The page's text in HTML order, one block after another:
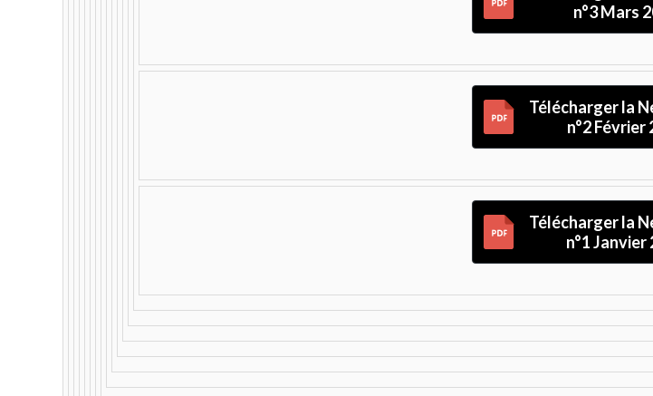
n°3 Mars
Télécharger la
n°2 Février
Télécharger la
n°1 Janvier